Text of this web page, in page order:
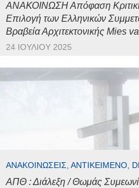
ΑΝΑΚΟΙΝΩΣΗ Απόφαση
Επιλογή των Ελληνικών
Βραβεία Αρχιτεκτονικής Mies
24 ΙΟΥΛΊΟΥ 2025
ΑΝΑΚΟΙΝΏΣΕΙΣ, ΑΝΤΙΚΕΊΜΕΝΟ,
ΑΠΘ : Διάλεξη / Θωμάς